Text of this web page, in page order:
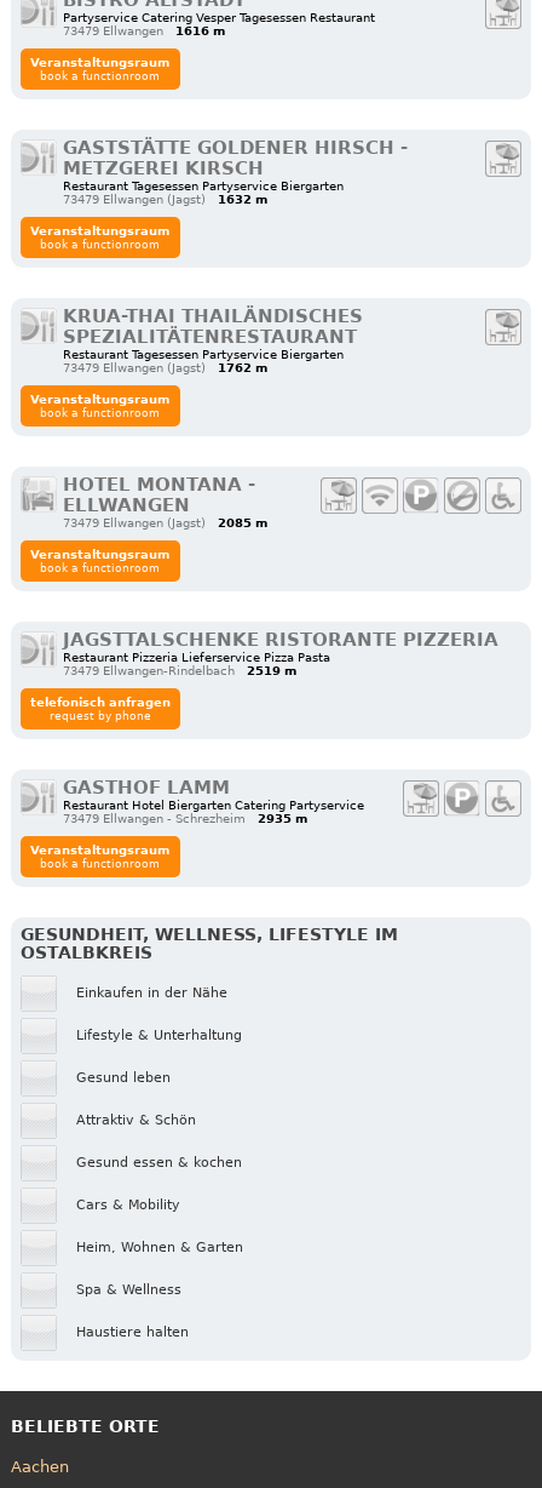
Partyservice Catering Vesper Tagesessen Restaurant
73479 Ellwangen
1616 m
Veranstaltungsraum
book a functionroom
GASTSTÄTTE GOLDENER HIRSCH -
METZGEREI KIRSCH
Restaurant Tagesessen Partyservice Biergarten
73479 Ellwangen (Jagst)
1632 m
Veranstaltungsraum
book a functionroom
KRUA-THAI THAILÄNDISCHES
SPEZIALITÄTENRESTAURANT
Restaurant Tagesessen Partyservice Biergarten
73479 Ellwangen (Jagst)
1762 m
Veranstaltungsraum
book a functionroom
HOTEL MONTANA -
ELLWANGEN
73479 Ellwangen (Jagst) 2085 m
Veranstaltungsraum
book a functionroom
JAGSTTALSCHENKE RISTORANTE PIZZERIA
Restaurant Pizzeria Lieferservice Pizza Pasta
73479 Ellwangen-Rindelbach
2519 m
telefonisch anfragen
request by phone
GASTHOF LAMM
Restaurant Hotel Biergarten Catering Partyservice
73479 Ellwangen - Schrezheim
2935 m
Veranstaltungsraum
book a functionroom
GESUNDHEIT, WELLNESS, LIFESTYLE IM
OSTALBKREIS
Einkaufen in der Nähe
Lifestyle & Unterhaltung
Gesund leben
Attraktiv & Schön
Gesund essen & kochen
Cars & Mobility
Heim, Wohnen & Garten
Spa & Wellness
Haustiere halten
BELIEBTE ORTE
Aachen